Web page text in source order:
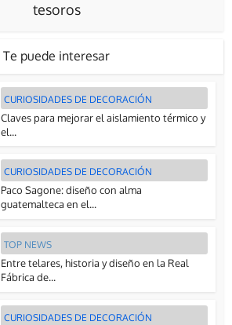
tesoros
Te puede interesar
CURIOSIDADES DE DECORACIÓN
Claves para mejorar el aislamiento térmico y
el...
CURIOSIDADES DE DECORACIÓN
Paco Sagone: diseño con alma
guatemalteca en el...
TOP NEWS
Entre telares, historia y diseño en la Real
Fábrica de...
CURIOSIDADES DE DECORACIÓN